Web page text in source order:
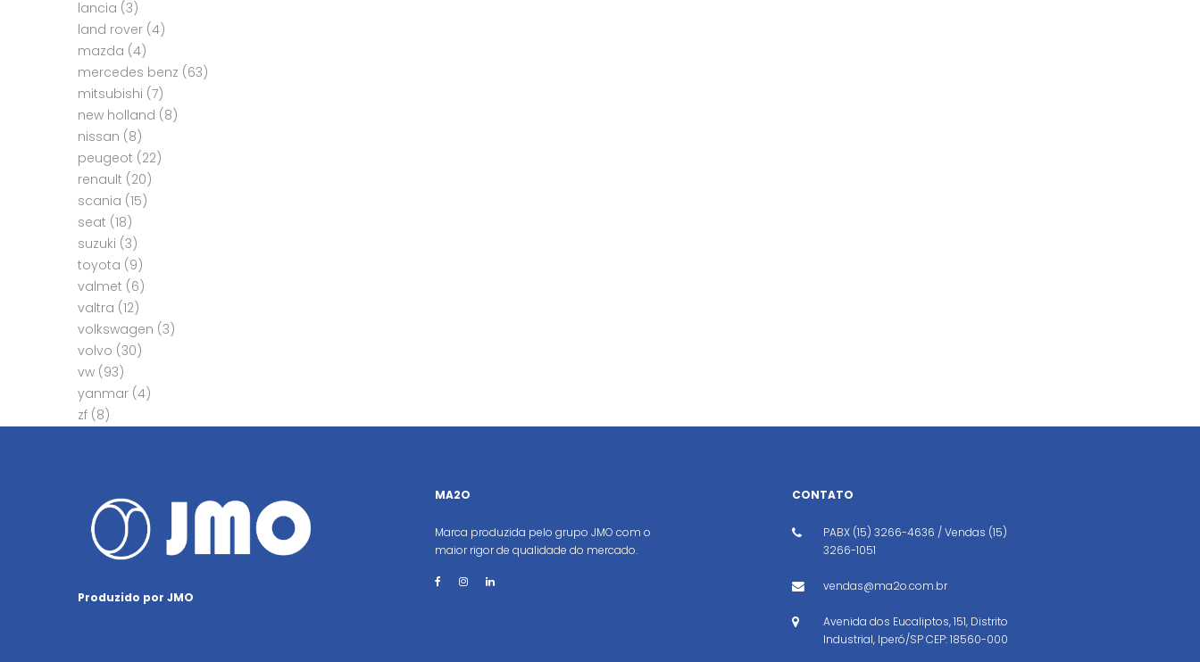
lancia (3)
land rover (4)
mazda (4)
mercedes benz (63)
mitsubishi (7)
new holland (8)
nissan (8)
peugeot (22)
renault (20)
scania (15)
seat (18)
suzuki (3)
toyota (9)
valmet (6)
valtra (12)
volkswagen (3)
volvo (30)
vw (93)
yanmar (4)
zf (8)
Produzido por JMO
MA2O
Marca produzida pelo grupo JMO com o
maior rigor de qualidade do mercado.
CONTATO
PABX (15) 3266-4636 / Vendas (15)
3266-1051
vendas@ma2o.com.br
Avenida dos Eucaliptos, 151, Distrito
Industrial, Iperó/SP CEP: 18560-000